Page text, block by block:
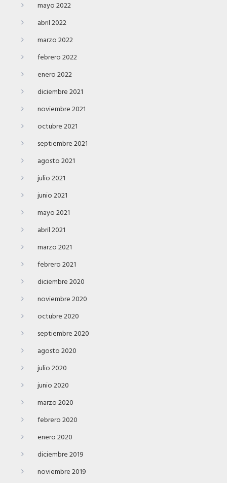
mayo 2022
abril 2022
marzo 2022
febrero 2022
enero 2022
diciembre 2021
noviembre 2021
octubre 2021
septiembre 2021
agosto 2021
julio 2021
junio 2021
mayo 2021
abril 2021
marzo 2021
febrero 2021
diciembre 2020
noviembre 2020
octubre 2020
septiembre 2020
agosto 2020
julio 2020
junio 2020
marzo 2020
febrero 2020
enero 2020
diciembre 2019
noviembre 2019